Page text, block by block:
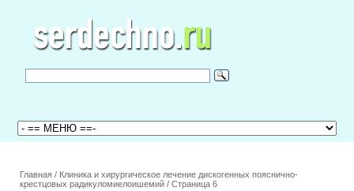
Главная / Клиника и хирургическое лечение дискогенных пояснично-
крестцовых радикуломиелоишемий / Страница 6